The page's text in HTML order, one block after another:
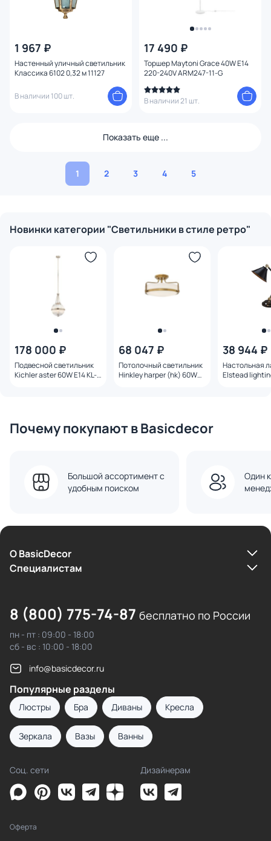
1 967 ₽
Настенный уличный светильник
Классика 6102 0,32 м 11127
В наличии 100 шт.
17 490 ₽
Торшер Maytoni Grace 40W E14
220-240V ARM247-11-G
В наличии 21 шт.
Показать еще ...
1 2 3 4 5
Новинки категории "Светильники в стиле ретро"
178 000 ₽
Подвесной светильник
Kichler aster 60W E14 KL-
68 047 ₽
Потолочный светильник
Hinkley harper (hk) 60W
38 944 ₽
Настольная
Elstead
Почему покупают в Basicdecor
Большой ассортимент с
удобным поиском
Один
О BasicDecor
Cпециалистам
8 (800) 775-74-87 бесплатно по России
пн - пт : 09:00 - 18:00
сб - вс : 10:00 - 18:00
info@basicdecor.ru
Популярные разделы
Люстры Бра Диваны Кресла
Зеркала Вазы Ванны
Соц. сети Дизайнерам
Оферта